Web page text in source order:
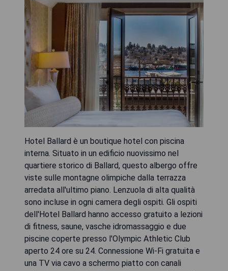
Hotel Ballard è un boutique hotel con piscina
interna. Situato in un edificio nuovissimo nel
quartiere storico di Ballard, questo albergo offre
viste sulle montagne olimpiche dalla terrazza
arredata all'ultimo piano. Lenzuola di alta qualità
sono incluse in ogni camera degli ospiti. Gli ospiti
dell'Hotel Ballard hanno accesso gratuito a lezioni
di fitness, saune, vasche idromassaggio e due
piscine coperte presso l'Olympic Athletic Club
aperto 24 ore su 24. Connessione Wi-Fi gratuita e
una TV via cavo a schermo piatto con canali